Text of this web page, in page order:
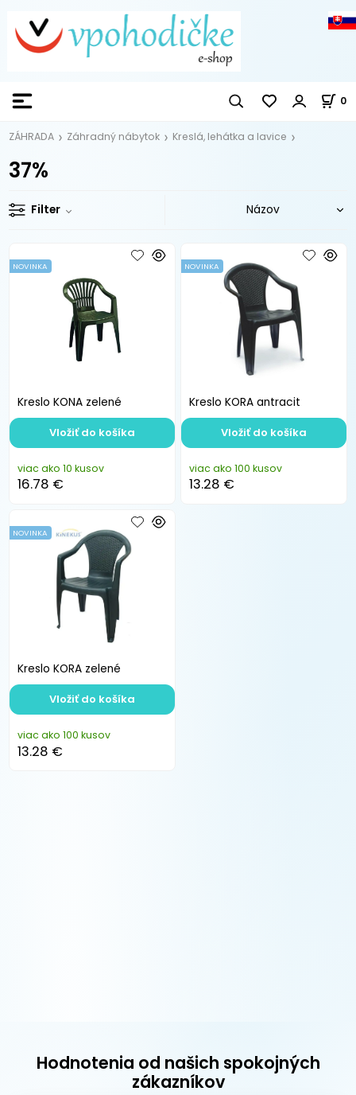
0
ZÁHRADA Záhradný nábytok Kreslá, lehátka a lavice
37%
Filter
Kreslo KONA zelené
NOVINKA
viac ako 10 kusov
16.78 €
Vložiť do košíka
Kreslo KORA antracit
NOVINKA
viac ako 100 kusov
13.28 €
Vložiť do košíka
Kreslo KORA zelené
NOVINKA
viac ako 100 kusov
13.28 €
Vložiť do košíka
Hodnotenia od našich spokojných
zákazníkov